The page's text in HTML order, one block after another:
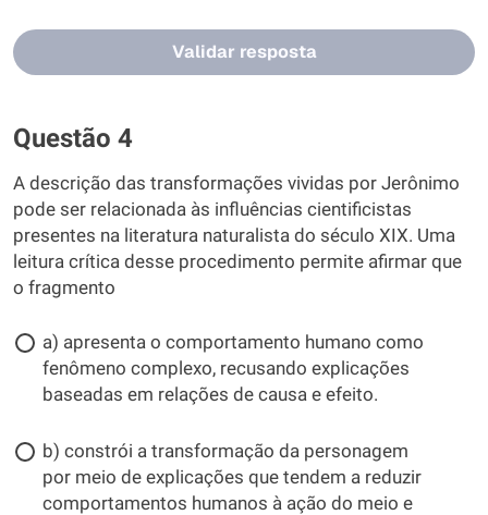
Validar resposta
Questão 4
A descrição das transformações vividas por Jerônimo
pode ser relacionada às influências cientificistas
presentes na literatura naturalista do século XIX. Uma
leitura crítica desse procedimento permite afirmar que
o fragmento
a) apresenta o comportamento humano como
fenômeno complexo, recusando explicações
baseadas em relações de causa e efeito.
b) constrói a transformação da personagem
por meio de explicações que tendem a reduzir
comportamentos humanos à ação do meio e